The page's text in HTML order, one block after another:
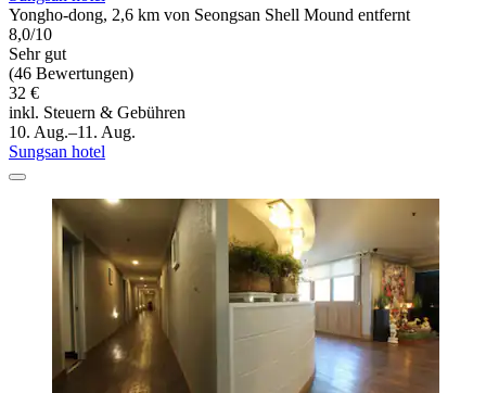
Yongho-dong, 2,6 km von Seongsan Shell Mound entfernt
8,0/10
Sehr gut
(46 Bewertungen)
32 €
inkl. Steuern & Gebühren
10. Aug.–11. Aug.
Sungsan hotel